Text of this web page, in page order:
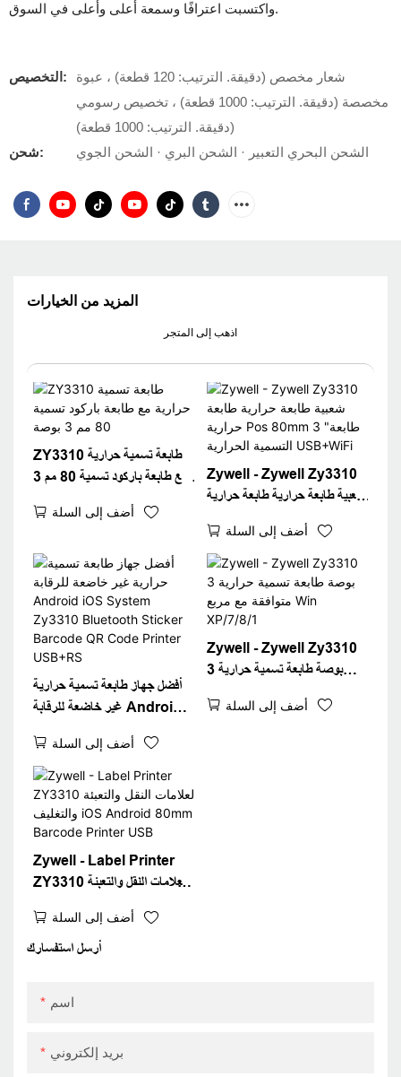
واكتسبت اعترافًا وسمعة أعلى وأعلى في السوق.
التخصيص:
شعار مخصص (دقيقة. الترتيب: 120 قطعة) ، عبوة
مخصصة (دقيقة. الترتيب: 1000 قطعة) ، تخصيص رسومي
(دقيقة. الترتيب: 1000 قطعة)
شحن:
الشحن البحري التعبير · الشحن البري · الشحن الجوي
المزيد من الخيارات
اذهب إلى المتجر
ZY3310 طابعة تسمية حرارية
مع طابعة باركود تسمية 80 مم 3
أضف إلى السلة
Zywell - Zywell Zy3310
شعبية طابعة حرارية طابعة حرارية
الحرارية USB+WiFi
أضف إلى السلة
أفضل جهاز طابعة تسمية حرارية
غير خاضعة للرقابة Android
Bluetooth Sticker
Barcode QR Code
Printer USB+RS
أضف إلى السلة
Zywell - Zywell Zy3310
3 بوصة طابعة تسمية حرارية
XP/7/8/1
أضف إلى السلة
Zywell - Label Printer
ZY3310 لعلامات النقل والتعبئة
80mm Barcode Printer
USB
أضف إلى السلة
أرسل استفسارك
اسم
بريد إلكتروني